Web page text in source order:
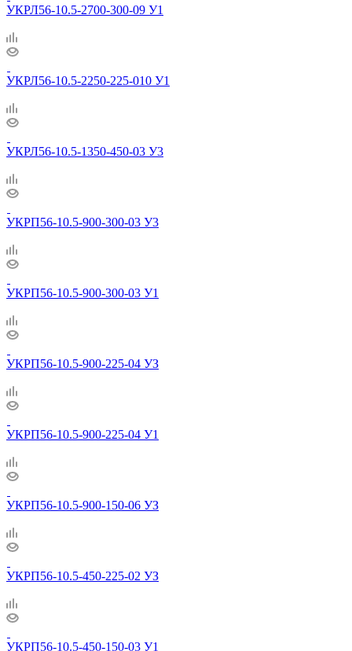
УКРЛ56-10.5-2700-300-09 У1
УКРЛ56-10.5-2250-225-010 У1
УКРЛ56-10.5-1350-450-03 У3
УКРП56-10.5-900-300-03 У3
УКРП56-10.5-900-300-03 У1
УКРП56-10.5-900-225-04 УЗ
УКРП56-10.5-900-225-04 У1
УКРП56-10.5-900-150-06 УЗ
УКРП56-10.5-450-225-02 УЗ
УКРП56-10.5-450-150-03 У1